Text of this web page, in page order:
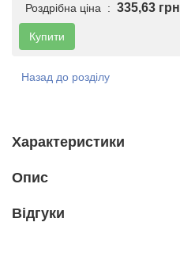
Роздрібна ціна : 335,63 грн
Купити
Назад до розділу
Характеристики
Опис
Вiдгуки